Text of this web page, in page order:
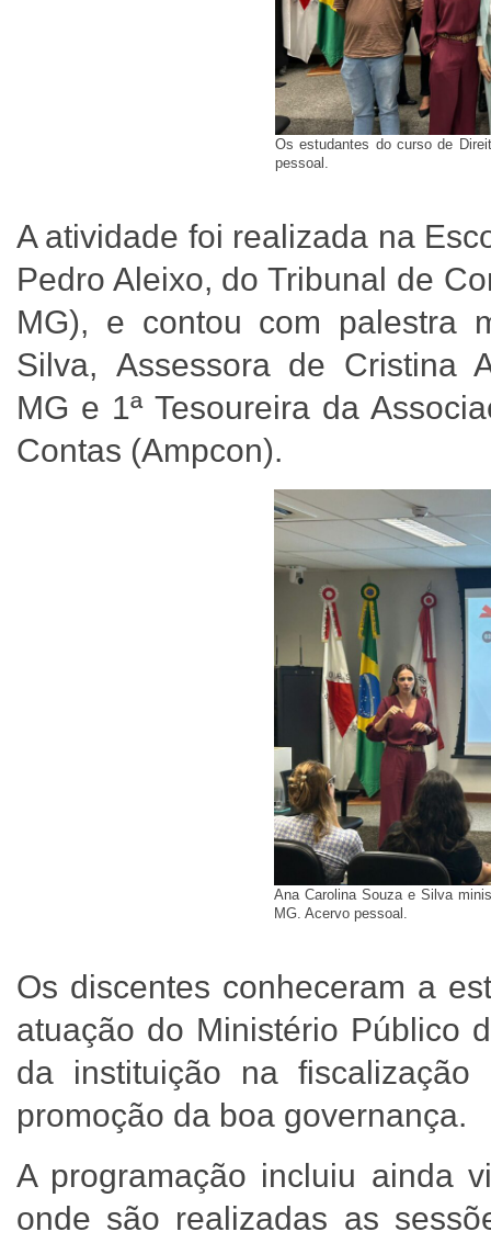
Os estudantes do curso de
pessoal.
A atividade foi realizada na
Pedro Aleixo, do Tribunal de
MG), e contou com palestra
Silva, Assessora de Cristina
MG e 1ª Tesoureira da
Contas (Ampcon).
Ana Carolina Souza e Silva
MG. Acervo pessoal.
Os discentes conheceram a
atuação do Ministério Público
da instituição na
promoção da boa governança.
A programação incluiu ainda
onde são realizadas as